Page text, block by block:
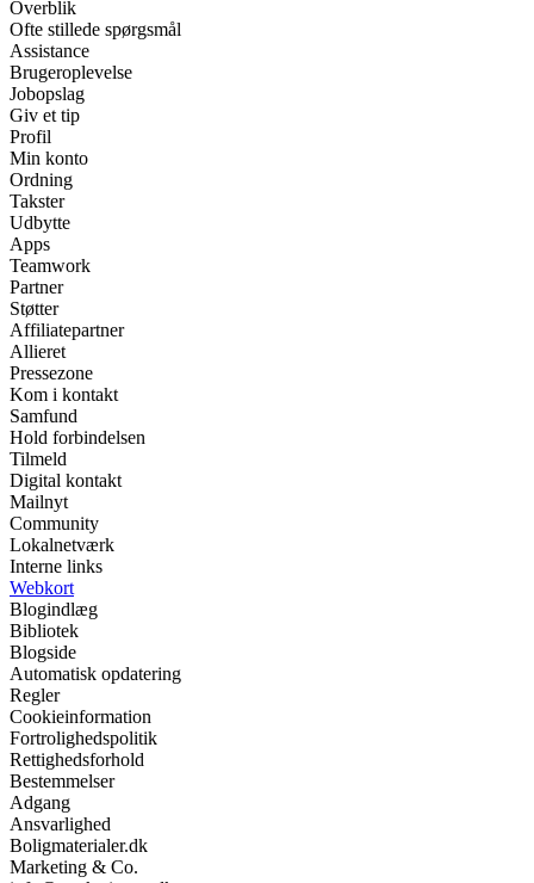
Overblik
Ofte stillede spørgsmål
Assistance
Brugeroplevelse
Jobopslag
Giv et tip
Profil
Min konto
Ordning
Takster
Udbytte
Apps
Teamwork
Partner
Støtter
Affiliatepartner
Allieret
Pressezone
Kom i kontakt
Samfund
Hold forbindelsen
Tilmeld
Digital kontakt
Mailnyt
Community
Lokalnetværk
Interne links
Webkort
Blogindlæg
Bibliotek
Blogside
Automatisk opdatering
Regler
Cookieinformation
Fortrolighedspolitik
Rettighedsforhold
Bestemmelser
Adgang
Ansvarlighed
Boligmaterialer.dk
Marketing & Co.